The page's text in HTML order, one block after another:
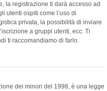
la registrazione ti darà accesso ad
utenti ospiti come l’uso di
privata, la possibilità di inviare
a gruppi utenti, ecc. Ti
ti raccomandiamo di farlo.
dei minori del 1998, è una legge